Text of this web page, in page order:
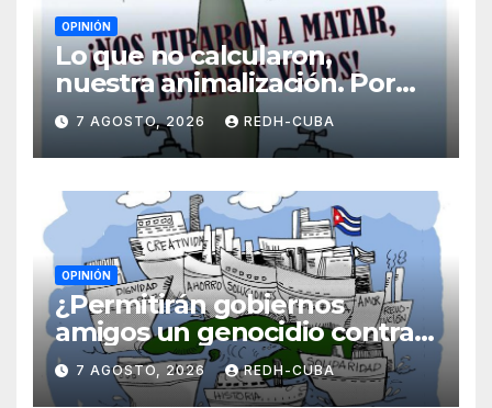
OPINIÓN
Lo que no calcularon,
nuestra animalización. Por
Laidi Fernández de Juan
7 AGOSTO, 2026 REDH-CUBA
OPINIÓN
¿Permitirán gobiernos
amigos un genocidio contra
Cuba? Por Hedelberto López
Blanch
7 AGOSTO, 2026 REDH-CUBA